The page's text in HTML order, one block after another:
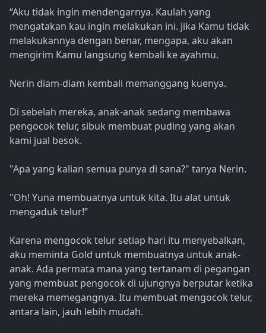
“Aku tidak ingin mendengarnya. Kaulah yang
mengatakan kau ingin melakukan ini. Jika Kamu tidak
melakukannya dengan benar, mengapa, aku akan
mengirim Kamu langsung kembali ke ayahmu.
Nerin diam-diam kembali memanggang kuenya.
Di sebelah mereka, anak-anak sedang membawa
pengocok telur, sibuk membuat puding yang akan
kami jual besok.
"Apa yang kalian semua punya di sana?" tanya Nerin.
"Oh! Yuna membuatnya untuk kita. Itu alat untuk
mengaduk telur!”
Karena mengocok telur setiap hari itu menyebalkan,
aku meminta Gold untuk membuatnya untuk anak-
anak. Ada permata mana yang tertanam di pegangan
yang membuat pengocok di ujungnya berputar ketika
mereka memegangnya. Itu membuat mengocok telur,
antara lain, jauh lebih mudah.